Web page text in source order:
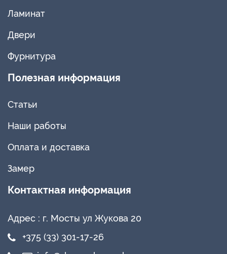
Ламинат
Двери
Фурнитура
Полезная информация
Статьи
Наши работы
Оплата и доставка
Замер
Контактная информация
Адрес : г. Мосты ул Жукова 20
+375 (33) 301-17-26